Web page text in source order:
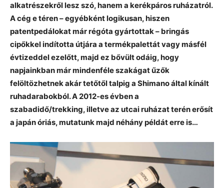
alkatrészekről lesz szó, hanem a kerékpáros ruházatról.
A cég e téren – egyébként logikusan, hiszen
patentpedálokat már régóta gyártottak – bringás
cipőkkel indította útjára a termékpalettát vagy másfél
évtizeddel ezelőtt, majd ez bővült odáig, hogy
napjainkban már mindenféle szakágat űzők
felöltözhetnek akár tetőtől talpig a Shimano által kínált
ruhadarabokból. A 2012-es évben a
szabadidő/trekking, illetve az utcai ruházat terén erősít
a japán óriás, mutatunk majd néhány példát erre is…